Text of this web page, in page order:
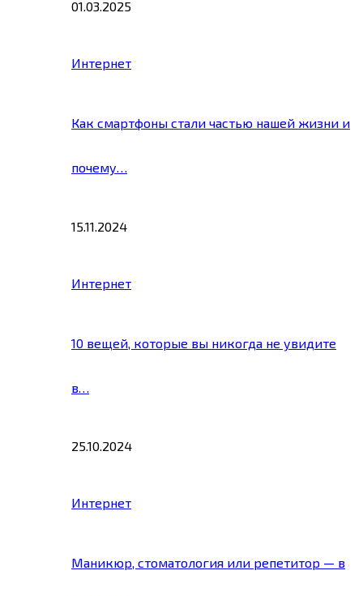
01.03.2025
Интернет
Как смартфоны стали частью нашей жизни и
почему…
15.11.2024
Интернет
10 вещей, которые вы никогда не увидите
в…
25.10.2024
Интернет
Маникюр, стоматология или репетитор — в